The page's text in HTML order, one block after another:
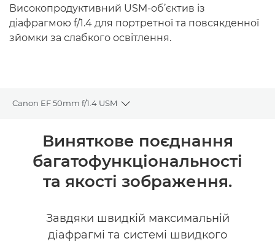
Високопродуктивний USM-об’єктив із
діафрагмою f/1.4 для портретної та повсякденної
зйомки за слабкого освітлення.
Canon EF 50mm f/1.4 USM
Toggle breadcrumbs
Технічні характеристики
Виняткове поєднання
багатофункціональності
та якості зображення.
Завдяки швидкій максимальній
діафрагмі та системі швидкого